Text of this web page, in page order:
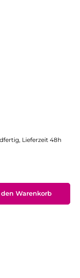
Lieferzeit 48h
benutze die
den Warenkorb